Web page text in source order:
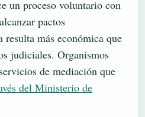
un proceso voluntario con
pactos
resulta más económica que
judiciales. Organismos
de mediación que
del Ministerio de